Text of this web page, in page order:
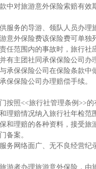
旅游意外保险索赔有效
务的导游、领队人员办理旅
外保险费该保险费可单独列
围内的事故时，旅行社应
有主团社同承保保险公司办
保保险公司在保险条款中
保保险公司办理赔偿手续。
<<旅行社管理条例>>的
理赔情况纳入旅行社年检范
赔的各种资料，接受旅
备案。
络面广、无不良经营纪录
者办理旅游意外保险，由